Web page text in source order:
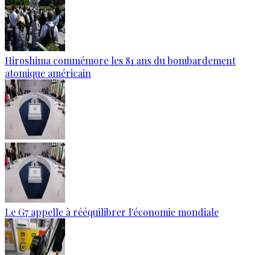
Hiroshima commémore les 81 ans du bombardement
atomique américain
Le G7 appelle à rééquilibrer l'économie mondiale